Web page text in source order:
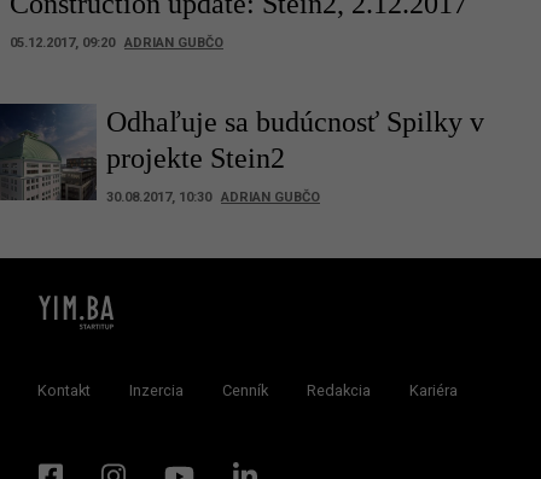
05.12.2017, 09:20 ADRIAN GUBČO
Odhaľuje sa budúcnosť Spilky v
projekte Stein2
30.08.2017, 10:30 ADRIAN GUBČO
Kontakt Inzercia Cenník Redakcia Kariéra